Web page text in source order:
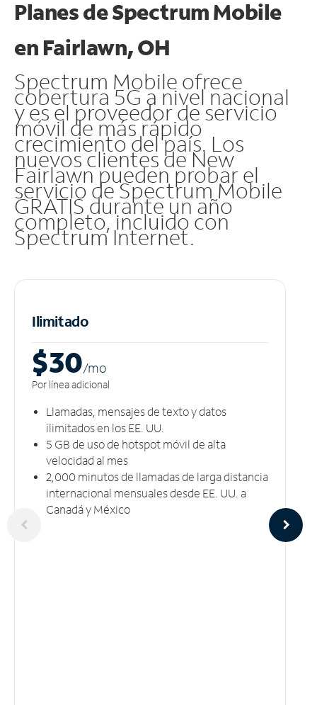
Planes de Spectrum Mobile
en Fairlawn, OH
Spectrum Mobile ofrece
cobertura 5G a nivel nacional
y es el proveedor de servicio
móvil de más rápido
crecimiento del país. Los
nuevos clientes de New
Fairlawn pueden probar el
servicio de Spectrum Mobile
GRATIS durante un año
completo, incluido con
Spectrum Internet.
Ilimitado
$30/mo
Por línea adicional
Llamadas, mensajes de texto y datos
ilimitados en los EE. UU.
5 GB​​​​​​​ de uso de hotspot móvil ​​​​​​​de alta
velocidad al mes
2,000 minutos de llamadas de larga distancia
internacional mensuales desde EE. UU. a
Canadá y México